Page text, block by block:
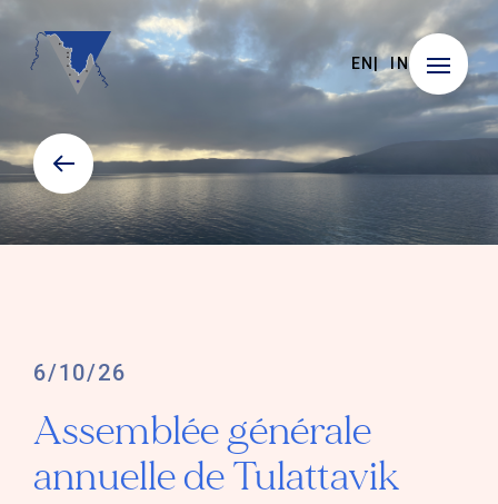
EN IN
6/10/26
Assemblée générale
annuelle de Tulattavik